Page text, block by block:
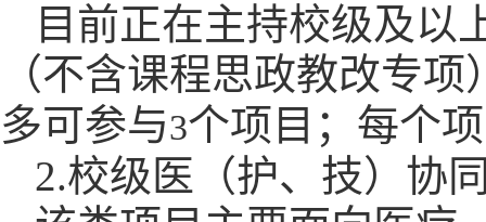
目前正在主持校级及以
（不含课程思政教改专
多可参与3个项目；每个
2.校级医（护、技）协